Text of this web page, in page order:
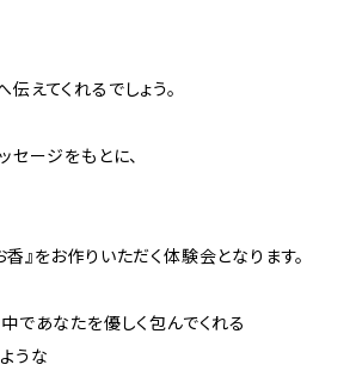
えてくれるでしょう。
セージをもとに、
』をお作りいただく体験会となります。
であなたを優しく包んでくれる
うな